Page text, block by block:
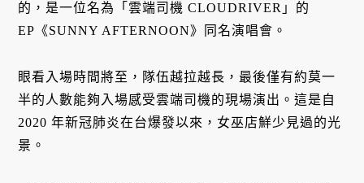
的，是一位名為「雲端司機 CLOUDRIVER」的
EP《SUNNY AFTERNOON》同名演唱會。
眼看入場時間將至，隊伍越拉越長，最後僅有約莫一
半的人數能夠入場感受雲端司機的現場演出。這是自
2020 年新冠肺炎在台爆發以來，女巫店鮮少見過的光
景。